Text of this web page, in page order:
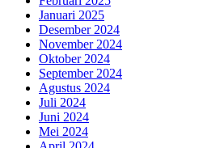
Januari 2025
Desember 2024
November 2024
Oktober 2024
September 2024
Agustus 2024
Juli 2024
Juni 2024
Mei 2024